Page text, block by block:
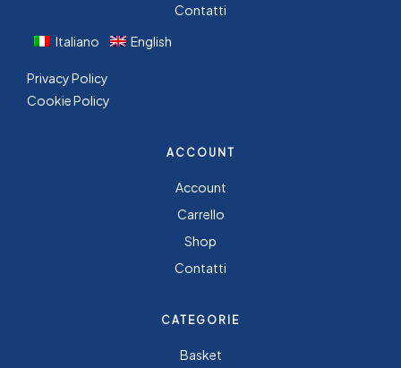
Contatti
Italiano
English
Privacy Policy
Cookie Policy
ACCOUNT
Account
Carrello
Shop
Contatti
CATEGORIE
Basket